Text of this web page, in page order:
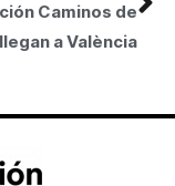
Caminos de
a València